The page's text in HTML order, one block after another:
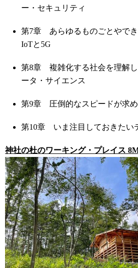
ー・セキュリティ
第7章 あらゆるものごとやで
IoTと5G
第8章 複雑化する社会を理解
ータ・サイエンス
第9章 圧倒的なスピードが求め
第10章 いま注目しておきたい
神社の杜のワーキング・プレイス